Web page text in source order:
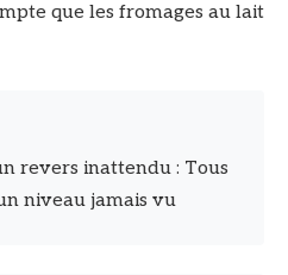
que les fromages au lait
revers inattendu : Tous
niveau jamais vu